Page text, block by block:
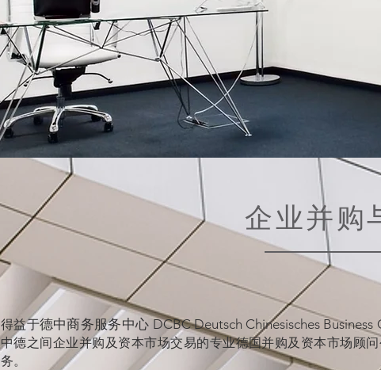
企业并购
得益于德中商务服务中心 DCBC Deutsch Chinesisches
中德之间企业并购及资本市场交易的专业德国并购及资本市场顾
务。